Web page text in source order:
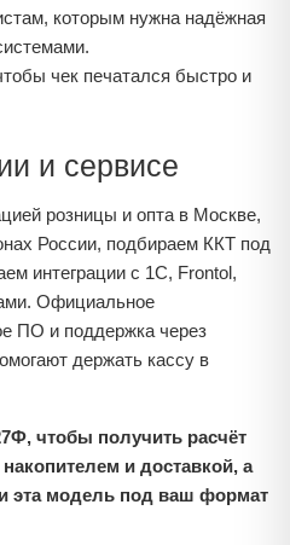
которым нужна надёжная
чек печатался быстро и
и сервисе
розницы и опта в Москве,
России, подбираем ККТ под
интеграции с 1С, Frontol,
Официальное
ПО и поддержка через
держать кассу в
чтобы получить расчёт
и доставкой, а
эта модель под ваш формат